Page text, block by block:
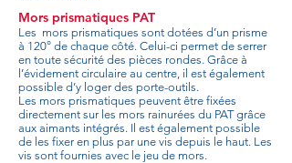
Mors prismatiques PAT
Les mors prismatiques sont dotées d’un prisme
à 120° de chaque côté. Celui-ci permet de serrer
en toute sécurité des pièces rondes. Grâce à
l’évidement circulaire au centre, il est également
possible d’y loger des porte-outils.
Les mors prismatiques peuvent être fixées
directement sur les mors rainurées du PAT grâce
aux aimants intégrés. Il est également possible
de les fixer en plus par une vis depuis le haut. Les
vis sont fournies avec le jeu de mors.